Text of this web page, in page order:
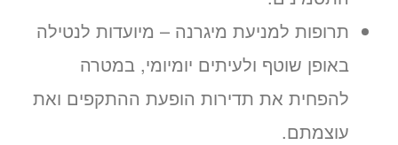
תרופות למניעת מיגרנה – מיועדות לנטילה
באופן שוטף ולעיתים יומיומי, במטרה
להפחית את תדירות הופעת ההתקפים ואת
עוצמתם.